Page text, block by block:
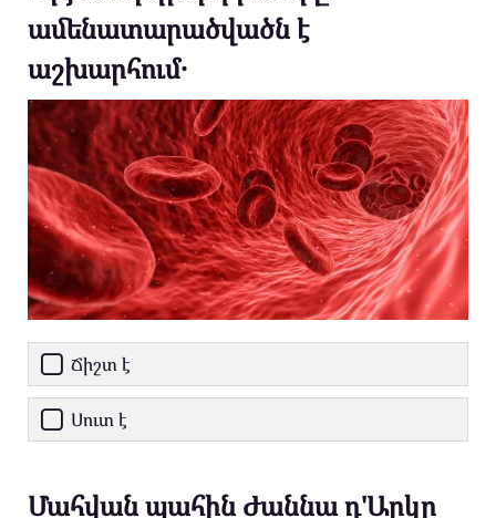
ամենատարածվածն է
աշխարհում․
Ճիշտ է
Սուտ է
Մահվան պահին Ժաննա դ'Արկը